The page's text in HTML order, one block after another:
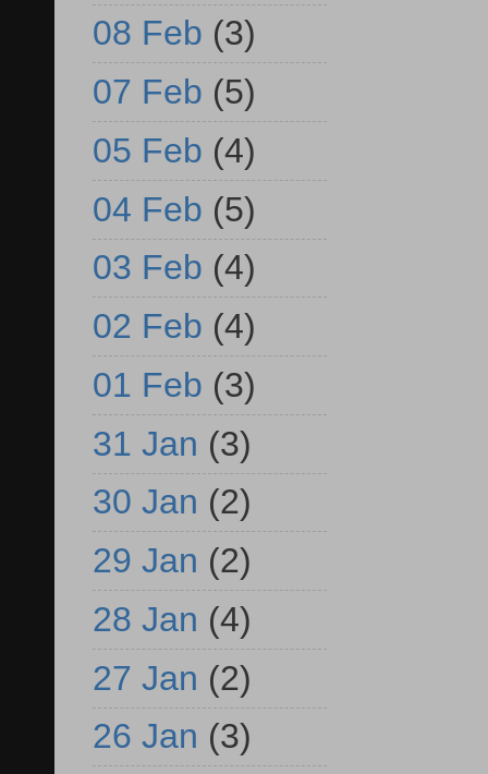
08 Feb (3)
07 Feb (5)
05 Feb (4)
04 Feb (5)
03 Feb (4)
02 Feb (4)
01 Feb (3)
31 Jan (3)
30 Jan (2)
29 Jan (2)
28 Jan (4)
27 Jan (2)
26 Jan (3)